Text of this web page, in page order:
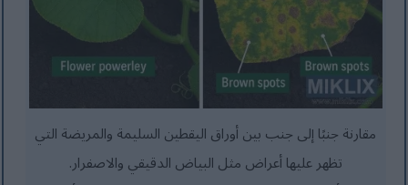
مقارنة جنبًا إلى جنب بين أوراق اليقطين السليمة والمريضة التي
تظهر عليها أعراض مثل البياض الدقيقي والاصفرار.